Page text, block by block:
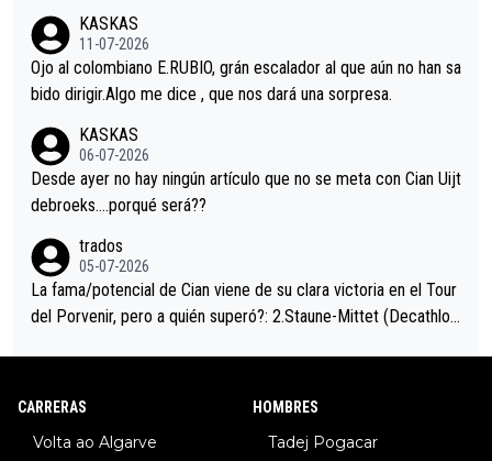
i sin pedalear, luego está el saludo con Evenepoel dándose la
mano de una manera muy fraternal, más allá de los típicos toqu
es en el hombro con que saludaba a Vingegard. Ahí hubo una in
eta, a ver si por querer poner a Del Toro con calzador en posi
ción de podio UAE y Pojacar se van complicar el tour.
KASKAS
11-07-2026
Ojo al colombiano E.RUBIO, grán escalador al que aún no han sa
bido dirigir.Algo me dice , que nos dará una sorpresa.
KASKAS
06-07-2026
Desde ayer no hay ningún artículo que no se meta con Cian Uijt
debroeks….porqué será??
trados
05-07-2026
La fama/potencial de Cian viene de su clara victoria en el Tour
del Porvenir, pero a quién superó?: 2.Staune-Mittet (Decathlon,
CARRERAS
Volta ao Algarve
HOMBRES
Tadej Pogacar